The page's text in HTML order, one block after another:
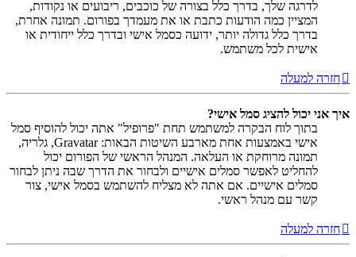
לדרגה שלך, בדרך כלל בצורה של כוכבים, ריבועים או נקודות,
המציין כמה הודעות כתבת או את מעמדך בפורום. תמונה אחרת,
בדרך כלל גדולה יותר, ידועה כסמל אישי ובדרך כלל ייחודית או
אישית לכל משתמש.
חזרה למעלה
איך אני יכול להציג סמל אישי?
בתוך לוח הבקרה למשתמש תחת "פרופיל" אתה יכול להוסיף סמל
אישי באמצעות אחת מארבע השיטות הבאות: Gravatar, גלריה,
תמונה מרוחקת או העלאה. המנהל הראשי של הפורום יכול
להחליט לאפשר סמלים אישיים ולבחור את הדרך שבה ניתן לבחור
סמלים אישיים. אם אתה לא מצליח להשתמש בסמל אישי, צור
קשר עם מנהל ראשי.
חזרה למעלה